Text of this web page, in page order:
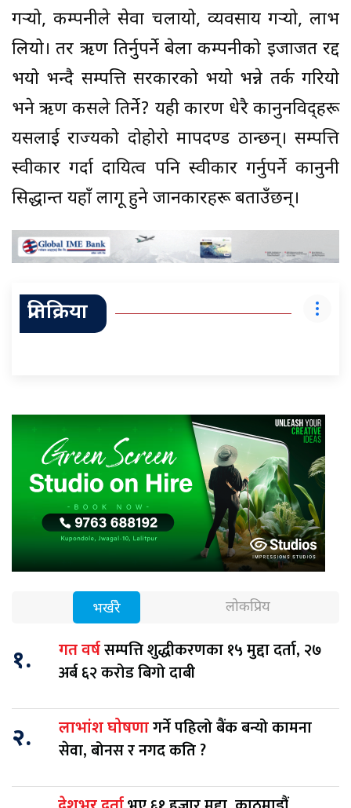
गर्‍यो, कम्पनीले सेवा चलायो, व्यवसाय गर्‍यो, लाभ
लियो। तर ऋण तिर्नुपर्ने बेला कम्पनीको इजाजत रद्द
भयो भन्दै सम्पत्ति सरकारको भयो भन्ने तर्क गरियो
भने ऋण कसले तिर्ने? यही कारण धेरै कानुनविद्हरू
यसलाई राज्यको दोहोरो मापदण्ड ठान्छन्। सम्पत्ति
स्वीकार गर्दा दायित्व पनि स्वीकार गर्नुपर्ने कानुनी
सिद्धान्त यहाँ लागू हुने जानकारहरू बताउँछन्।
प्रतिक्रिया
भर्खरै लोकप्रिय
१. गत वर्षसम्पत्ति शुद्धीकरणका १५ मुद्दा दर्ता, २७
अर्ब ६२ करोड बिगो दाबी
२. लाभांश घोषणागर्ने पहिलो बैंक बन्यो कामना
सेवा, बोनस र नगद कति ?